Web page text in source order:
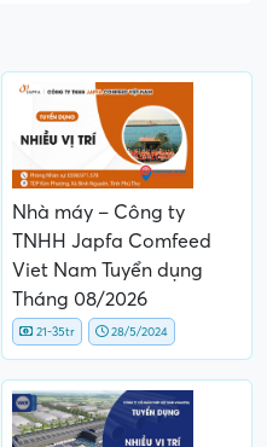
Nhà máy – Công ty
TNHH Japfa Comfeed
Viet Nam Tuyển dụng
Tháng 08/2026
21-35tr 28/5/2024